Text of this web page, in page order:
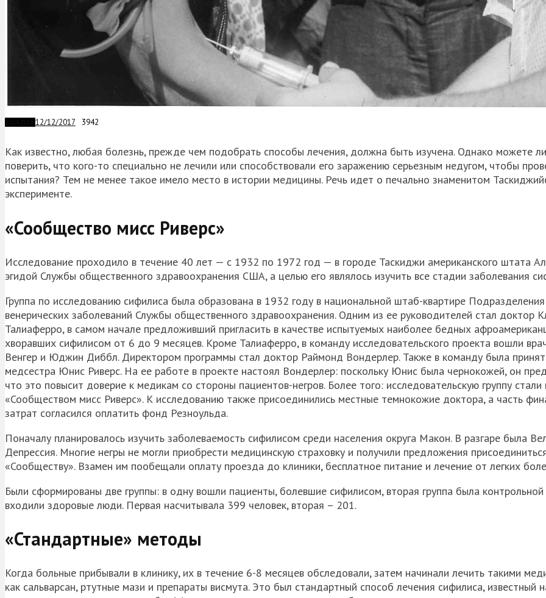
12/12/2017 3942
Как известно, любая болезнь, прежде чем подобрать способы лечения, должна быть изучена. Однако можете
поверить, что кого-то специально не лечили или способствовали его заражению серьезным недугом, чтобы
испытания? Тем не менее такое имело место в истории медицины. Речь идет о печально знаменитом
эксперименте.
«Сообщество мисс Риверс»
Исследование проходило в течение 40 лет — с 1932 по 1972 год — в городе Таскиджи американского штата
эгидой Службы общественного здравоохранения США, а целью его являлось изучить все стадии заболевания
Группа по исследованию сифилиса была образована в 1932 году в национальной штаб-квартире Подразделения
венерических заболеваний Службы общественного здравоохранения. Одним из ее руководителей стал доктор
Талиаферро, в самом начале предложивший пригласить в качестве испытуемых наиболее бедных
хворавших сифилисом от 6 до 9 месяцев. Кроме Талиаферро, в команду исследовательского проекта вошли
Венгер и Юджин Диббл. Директором программы стал доктор Раймонд Вондерлер. Также в команду была
медсестра Юнис Риверс. На ее работе в проекте настоял Вондерлер: поскольку Юнис была чернокожей, он
что это повысит доверие к медикам со стороны пациентов-негров. Более того: исследовательскую группу стали
«Сообществом мисс Риверс». К исследованию также присоединились местные темнокожие доктора, а часть
затрат согласился оплатить фонд Резноульда.
Поначалу планировалось изучить заболеваемость сифилисом среди населения округа Макон. В разгаре была
Депрессия. Многие негры не могли приобрести медицинскую страховку и получили предложения
«Сообществу». Взамен им пообещали оплату проезда до клиники, бесплатное питание и лечение от легких
Были сформированы две группы: в одну вошли пациенты, болевшие сифилисом, вторая группа была контрольной
входили здоровые люди. Первая насчитывала 399 человек, вторая – 201.
«Стандартные» методы
Когда больные прибывали в клинику, их в течение 6-8 месяцев обследовали, затем начинали лечить такими
как сальварсан, ртутные мази и препараты висмута. Это был стандартный способ лечения сифилиса, известный